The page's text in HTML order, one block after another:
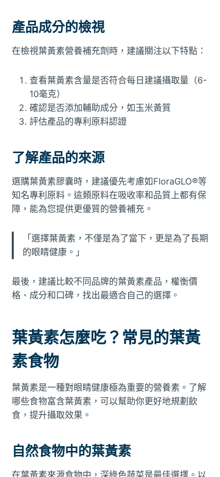
產品成分的檢視
在檢視葉黃素營養補充劑時，建議關注以下特點：
查看葉黃素含量是否符合每日建議攝取量（6-
10毫克）
確認是否添加輔助成分，如玉米黃質
評估產品的專利原料認證
了解產品的來源
選購葉黃素膠囊時，建議優先考慮如FloraGLO®等
知名專利原料。這類原料在吸收率和品質上都有保
障，能為您提供更優質的營養補充。
「選擇葉黃素，不僅是為了當下，更是為了長期
的眼睛健康。」
最後，建議比較不同品牌的葉黃素產品，權衡價
格、成分和口碑，找出最適合自己的選擇。
葉黃素怎麼吃？常見的葉黃
素食物
葉黃素是一種對眼睛健康極為重要的營養素。了解
哪些食物富含葉黃素，可以幫助你更好地規劃飲
食，提升攝取效果。
自然食物中的葉黃素
在葉黃素來源食物中，深綠色蔬菜是最佳選擇。以